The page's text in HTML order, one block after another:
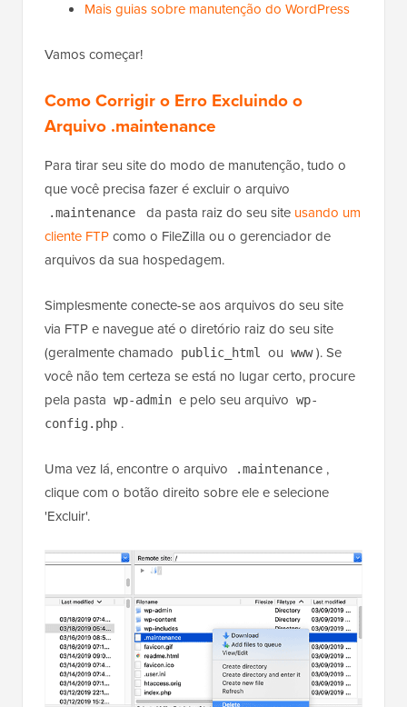
Mais guias sobre manutenção do WordPress
Vamos começar!
Como Corrigir o Erro Excluindo o
Arquivo .maintenance
Para tirar seu site do modo de manutenção, tudo o
que você precisa fazer é excluir o arquivo
.maintenance da pasta raiz do seu site usando um
cliente FTPcomo o FileZilla ou o gerenciador de
arquivos da sua hospedagem.
Simplesmente conecte-se aos arquivos do seu site
via FTP e navegue até o diretório raiz do seu site
(geralmente chamado
public_html ou www ). Se
você não tem certeza se está no lugar certo, procure
pela pasta wp-admin e pelo seu arquivo wp-
config.php .
Uma vez lá, encontre o arquivo .maintenance ,
clique com o botão direito sobre ele e selecione
'Excluir'.